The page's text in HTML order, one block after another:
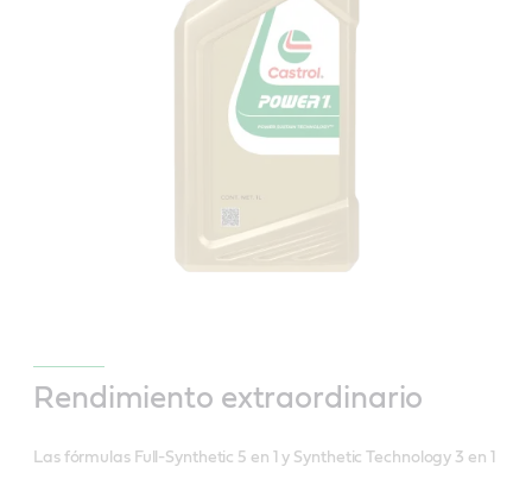
Rendimiento extraordinario
Las fórmulas Full-Synthetic 5 en 1 y Synthetic Technology 3 en 1